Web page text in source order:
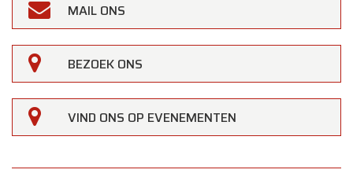
MAIL ONS
BEZOEK ONS
VIND ONS OP EVENEMENTEN